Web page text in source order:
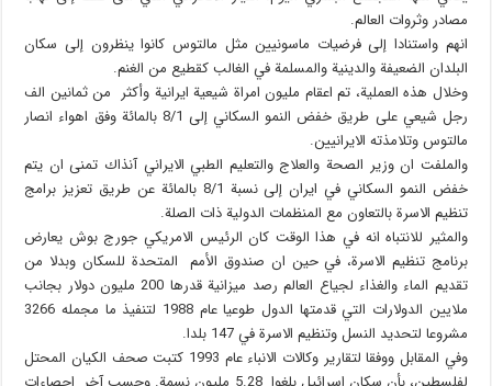
مصادر وثروات العالم.
انهم واستنادا إلى فرضيات ماسونيين مثل مالتوس كانوا ينظرون إلى سكان
البلدان الضعيفة والدينية والمسلمة في الغالب كقطيع من الغنم.
وخلال هذه العملية، تم اعقام مليون امراة شيعية ايرانية وأكثر من ثمانين الف
رجل شيعي على طريق خفض النمو السكاني إلى 8/1 بالمائة وفق اهواء انصار
مالتوس وتلامذته الايرانيين.
والملفت ان وزير الصحة والعلاج والتعليم الطبي الايراني آنذاك تمنى ان يتم
خفض النمو السكاني في ايران إلى نسبة 8/1 بالمائة عن طريق تعزيز برامج
تنظيم الاسرة بالتعاون مع المنظمات الدولية ذات الصلة.
والمثير للانتباه انه في هذا الوقت كان الرئيس الامريكي جورج بوش يعارض
برنامج تنظيم الاسرة، في حين ان صندوق الأمم المتحدة للسكان وبدلا من
تقديم الماء والغذاء لجياع العالم رصد ميزانية قدرها 200 مليون دولار بجانب
ملايين الدولارات التي قدمتها الدول طوعيا عام 1988 لتنفيذ ما مجمله 3266
مشروعا لتحديد النسل وتنظيم الاسرة في 147 بلدا.
وفي المقابل ووفقا لتقارير وكالات الانباء عام 1993 كتبت صحف الكيان المحتل